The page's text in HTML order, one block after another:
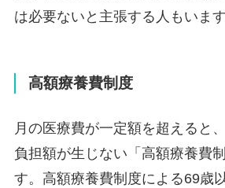
は必要ないと主張する人もいます
高額療養費制度
月の医療費が一定額を超えると
負担額が生じない「高額療養費
す。高額療養費制度による69歳